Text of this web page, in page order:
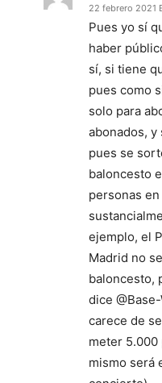
22 febrero 2021
Pues yo sí
haber
sí, si tiene
pues como
solo para
abonados, y
pues se
baloncesto
personas
ejemplo, el
Madrid no
baloncesto,
dice
carece de
meter 5.000
mismo será